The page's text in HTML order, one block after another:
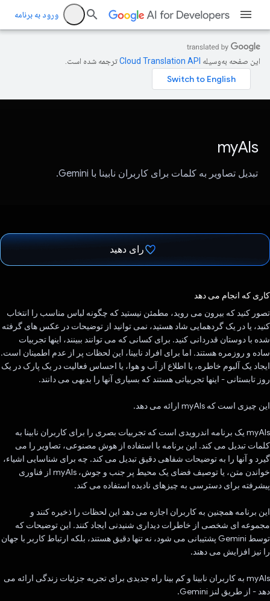
ورود به برنامه
این صفحه به‌وسیله ترجمه شده است.
myAIs
تبدیل تصاویر به کلمات برای کاربران نابینا با Gemini.
رای دهید
کاری که انجام می دهد
تصور کنید که بیرون می روید، مطمئن نیستید که چگونه لباس مناسب را انتخاب
کنید، یا در یک گردهمایی شاد هستید، نمی توانید از توضیحات در عکس های گرفته
شده با دوستان قدردانی کنید. برای کسانی که می توانند ببینند، اینها تجربیات
ساده و روزمره هستند. اما برای افراد نابینا، این لحظات پر از عدم اطمینان است.
ایجاد یک آلبوم خاطره، یا اطلاع از آب و هوا، یا احساس فعالیت در یک پارک در یک
روز تابستانی - اینها تجربیاتی هستند که بسیاری آنها را بدیهی می دانند.
این چیزی است که myAIs ارائه می دهد.
myAIs یک برنامه اندرویدی است که تجربیات بصری را برای کاربران نابینا به
کلمات تبدیل می کند. این برنامه با استفاده از هوش مصنوعی، تصاویر را می
گیرد و آنها را به توضیحات شفاهی دقیق تبدیل می کند. چه برای شناسایی اشیاء،
خواندن متن، یا توصیف فضای یک محیط پر جنب و جوش، myAIs از فناوری
پیشرفته برای دسترسی به چیزهای نادیده استفاده می کند.
این برنامه همچنین به کاربران اجازه می دهد این لحظات را ذخیره کنند و
مجموعه ای شخصی از خاطرات دیداری شنیدنی ایجاد کنند. این توضیحات که
توسط Gemini پشتیبانی می شود، نه تنها دقیق هستند، بلکه ارتباط کاربر با جهان
را نیز افزایش می دهند.
myAIs به کاربران نابینا و کم بینا راه جدیدی برای تجربه جزئیات زندگی ارائه می
دهد - از طریق لنز Gemini.